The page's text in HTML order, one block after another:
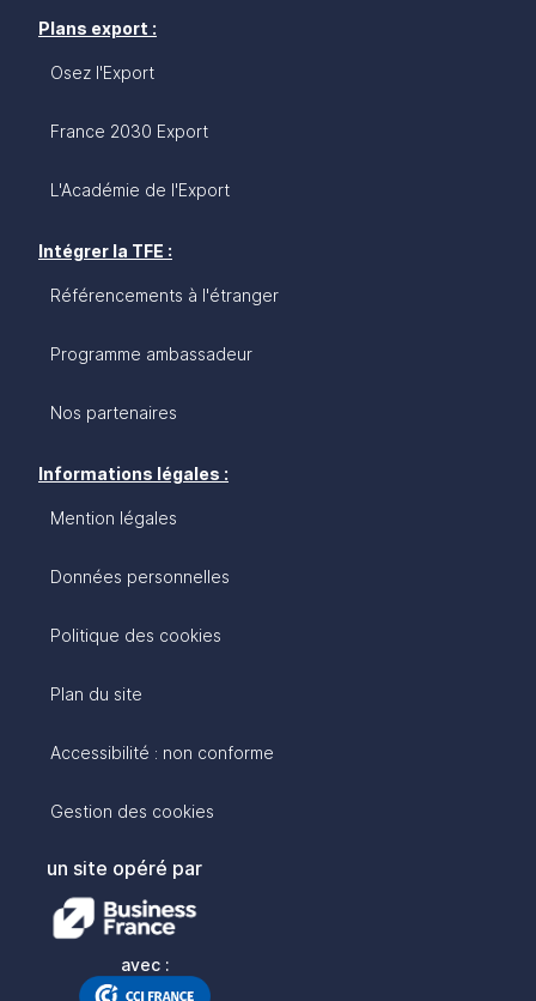
Plans export :
Osez l'Export
France 2030 Export
L'Académie de l'Export
Intégrer la TFE :
Référencements à l'étranger
Programme ambassadeur
Nos partenaires
Informations légales :
Mention légales
Données personnelles
Politique des cookies
Plan du site
Accessibilité : non conforme
Gestion des cookies
un site opéré par
avec :